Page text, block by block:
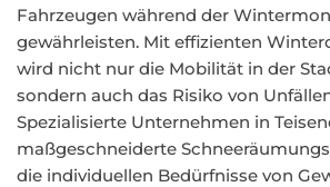
Fahrzeugen während der
gewährleisten. Mit effizienten
wird nicht nur die Mobilität in der
sondern auch das Risiko von
Spezialisierte Unternehmen in
maßgeschneiderte
die individuellen Bedürfnisse von